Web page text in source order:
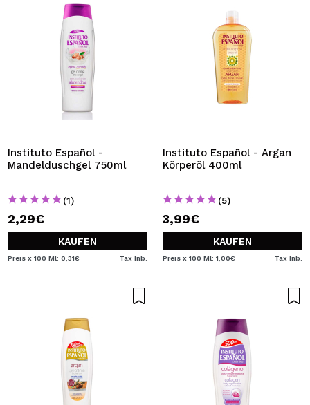
Instituto Español -
Mandelduschgel 750ml
(1)
2,29€
KAUFEN
Preis x 100 Ml: 0,31€ Tax Inb.
Instituto Español - Argan
Körperöl 400ml
(5)
3,99€
KAUFEN
Preis x 100 Ml: 1,00€ Tax Inb.